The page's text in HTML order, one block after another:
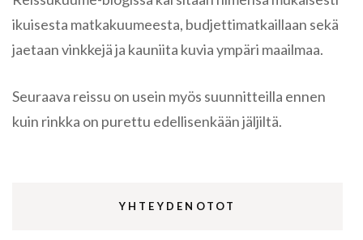
ikuisesta matkakuumeesta, budjettimatkaillaan sekä
jaetaan vinkkejä ja kauniita kuvia ympäri maailmaa.
Seuraava reissu on usein myös suunnitteilla ennen
kuin rinkka on purettu edellisenkään jäljiltä.
YHTEYDENOTOT